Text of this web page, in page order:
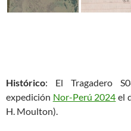
Histórico: El Tragadero
expedición Nor-Perú 2024 el
H. Moulton).